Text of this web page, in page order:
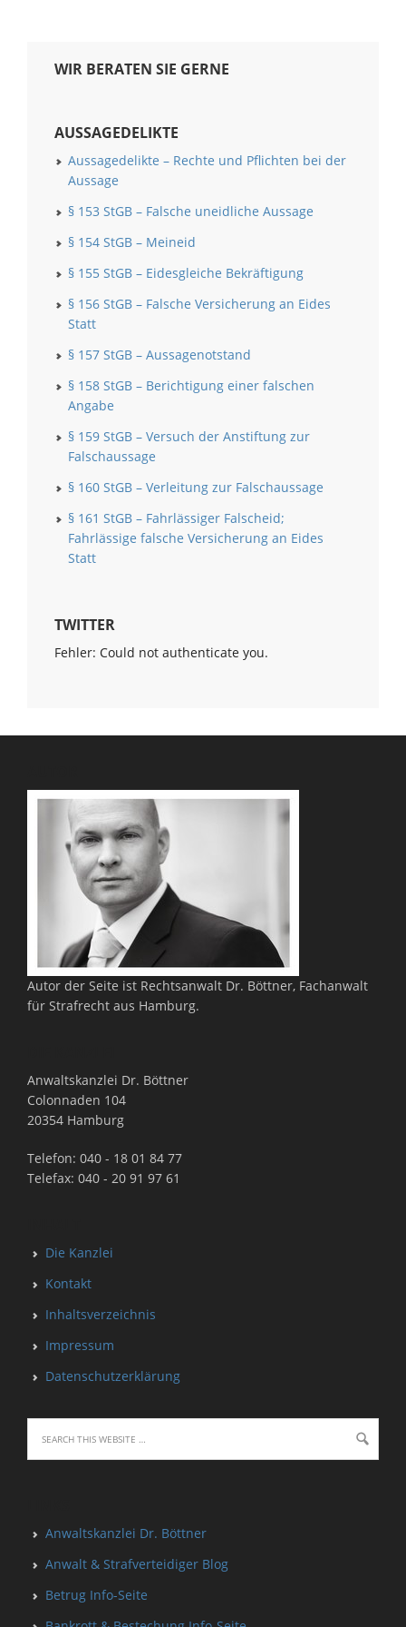
WIR BERATEN SIE GERNE
AUSSAGEDELIKTE
Aussagedelikte – Rechte und Pflichten bei der
Aussage
§ 153 StGB – Falsche uneidliche Aussage
§ 154 StGB – Meineid
§ 155 StGB – Eidesgleiche Bekräftigung
§ 156 StGB – Falsche Versicherung an Eides
Statt
§ 157 StGB – Aussagenotstand
§ 158 StGB – Berichtigung einer falschen
Angabe
§ 159 StGB – Versuch der Anstiftung zur
Falschaussage
§ 160 StGB – Verleitung zur Falschaussage
§ 161 StGB – Fahrlässiger Falscheid;
Fahrlässige falsche Versicherung an Eides
Statt
TWITTER
Fehler: Could not authenticate you.
Autor der Seite ist Rechtsanwalt Dr. Böttner, Fachanwalt
für Strafrecht aus Hamburg.
Anwaltskanzlei Dr. Böttner
Colonnaden 104
20354 Hamburg
Telefon: 040 - 18 01 84 77
Telefax: 040 - 20 91 97 61
Die Kanzlei
Kontakt
Inhaltsverzeichnis
Impressum
Datenschutzerklärung
Anwaltskanzlei Dr. Böttner
Anwalt & Strafverteidiger Blog
Betrug Info-Seite